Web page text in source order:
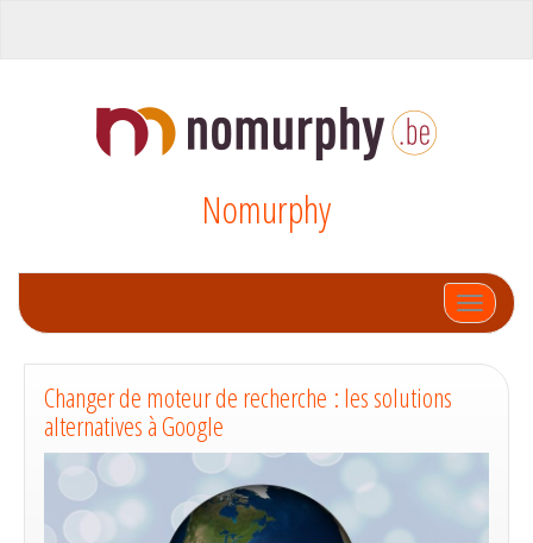
Nomurphy
Changer de moteur de recherche : les solutions
alternatives à Google